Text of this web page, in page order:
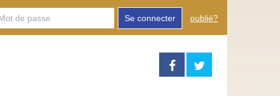
Se connecter oublié?